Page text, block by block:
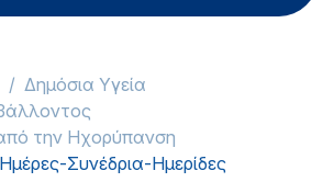
Δημόσια Υγεία
την Ηχορύπανση
Συνέδρια-Ημερίδες